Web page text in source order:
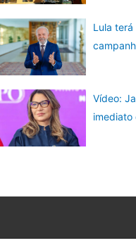
Lula
Vídeo:
imediato